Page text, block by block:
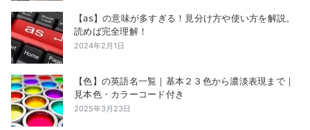
【as】の意味が多すぎる！見分け方や使い方を解説。
読めば完全理解！
2024年2月1日
【色】の英語名一覧｜基本２３色から濃淡表現まで｜
見本色・カラーコード付き
2025年3月23日